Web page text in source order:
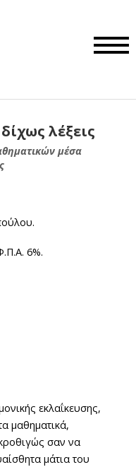
λέξεις
μέσα
6%.
εκλαΐκευσης,
μαθηματικά,
σαν να
μάτια του